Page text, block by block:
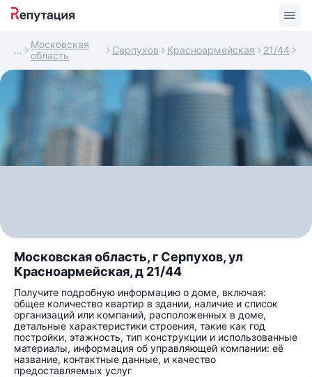
Московская
область
Серпухов Красноармейская 21/44
Московская область, г Серпухов, ул
Красноармейская, д 21/44
Получите подробную информацию о доме, включая:
общее количество квартир в здании, наличие и список
организаций или компаний, расположенных в доме,
детальные характеристики строения, такие как год
постройки, этажность, тип конструкции и использованные
материалы, информация об управляющей компании: её
название, контактные данные, и качество
предоставляемых услуг